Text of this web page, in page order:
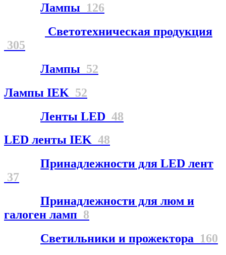
Лампы 126
Светотехническая продукция
305
Лампы 52
Лампы IEK 52
Ленты LED 48
LED ленты IEK 48
Принадлежности для LED лент
37
Принадлежности для люм и
галоген ламп 8
Светильники и прожектора 160